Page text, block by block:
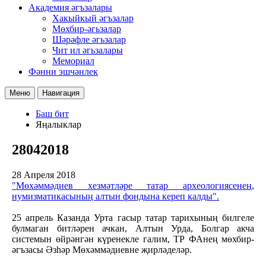
Академия әгъзалары
Хакыйкый әгъзалар
Мөхбир-әгьзалар
Шәрәфле әгьзалар
Чит ил әгьзалары
Мемориал
Фәнни эшчәнлек
Меню Навигация
Баш бит
Яңалыклар
28042018
28 Апреля 2018
"Мөхәммәдиев хезмәтләре татар археологиясенең,
нумизматикасының алтын фондына кереп калды".
25 апрель Казанда Урта гасыр татар тарихының билгеле
булмаган битләрен ачкан, Алтын Урда, Болгар акча
системын өйрәнгән күренекле галим, ТР ФАнең мөхбир-
әгъзасы Әзһәр Мөхәммәдиевне җирләделәр.